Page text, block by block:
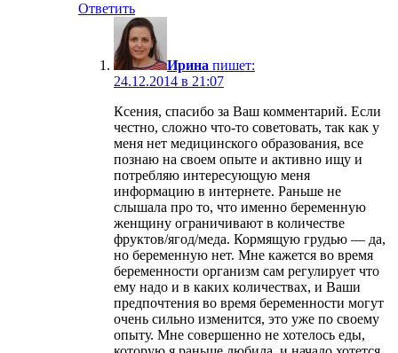
Ответить
Ирина пишет:
24.12.2014 в 21:07
Ксения, спасибо за Ваш комментарий. Если
честно, сложно что-то советовать, так как у
меня нет медицинского образования, все
познаю на своем опыте и активно ищу и
потребляю интересующую меня
информацию в интернете. Раньше не
слышала про то, что именно беременную
женщину ограничивают в количестве
фруктов/ягод/меда. Кормящую грудью — да,
но беременную нет. Мне кажется во время
беременности организм сам регулирует что
ему надо и в каких количествах, и Ваши
предпочтения во время беременности могут
очень сильно изменится, это уже по своему
опыту. Мне совершенно не хотелось еды,